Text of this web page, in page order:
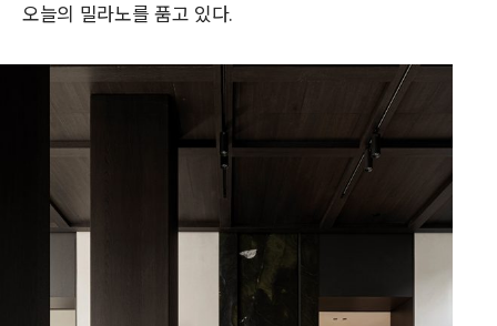
오늘의 밀라노를 품고 있다.